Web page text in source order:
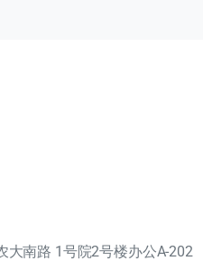
大南路 1号院2号楼办公A-202